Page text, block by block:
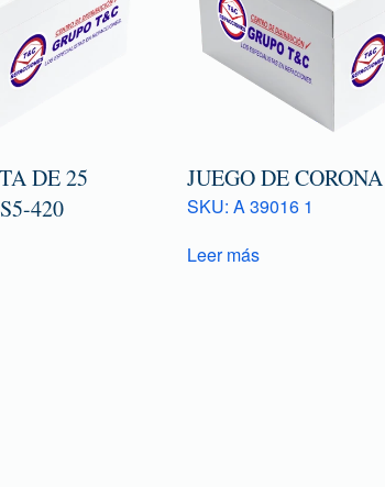
DE 25
420
JUEGO DE
SKU: A 39016 1
Leer más